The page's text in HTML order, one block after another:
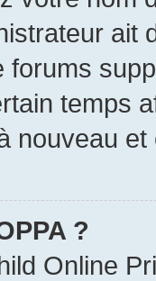
temps
nouveau
?
Online